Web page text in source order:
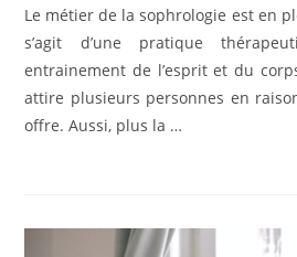
Le métier de la sophrologie est en
s’agit d’une pratique
entrainement de l’esprit et du
attire plusieurs personnes en
offre. Aussi, plus la …